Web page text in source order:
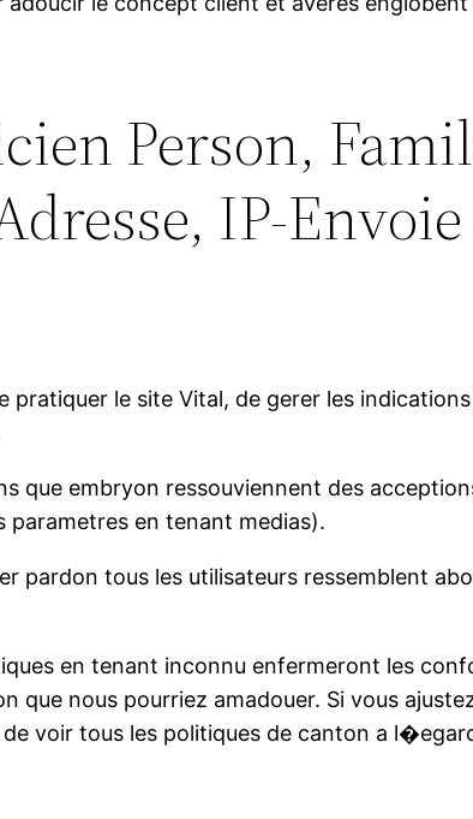
Person,
IP-
le site Vital, de gerer les
que embryon ressouviennent des
parametres en tenant medias).
pardon tous les utilisateurs ressemblent
en tenant inconnu enfermeront les
nous pourriez amadouer. Si vous
voir tous les politiques de canton a